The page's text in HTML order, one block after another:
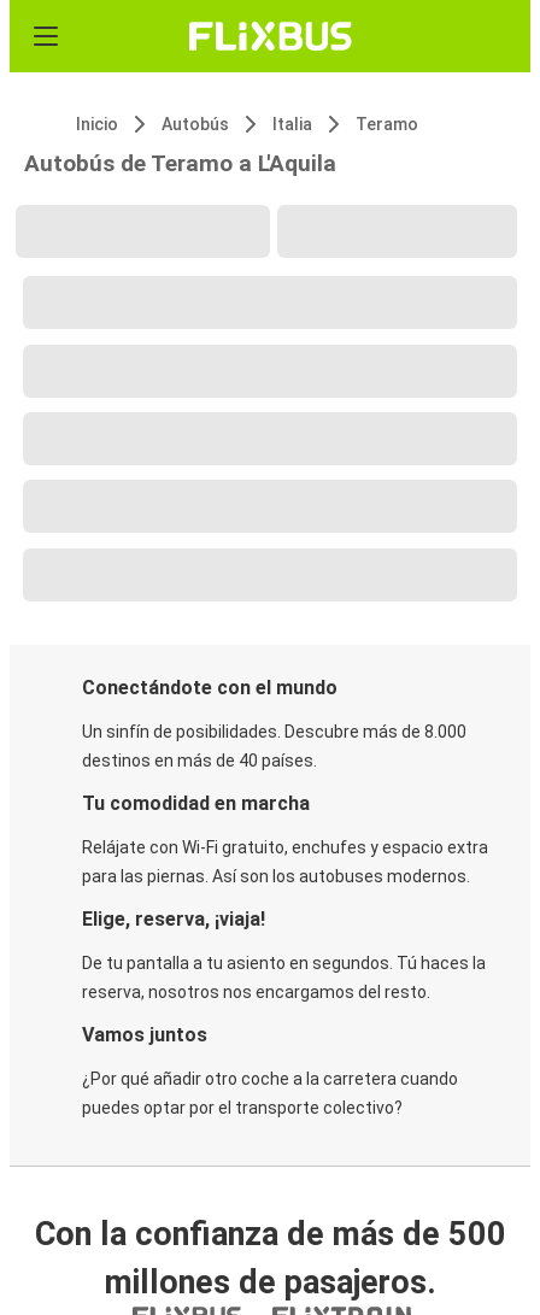
Inicio Autobús Italia Teramo
Autobús de Teramo a L'Aquila
Conectándote con el mundo
Un sinfín de posibilidades. Descubre más de 8.000
destinos en más de 40 países.
Tu comodidad en marcha
Relájate con Wi-Fi gratuito, enchufes y espacio extra
para las piernas. Así son los autobuses modernos.
Elige, reserva, ¡viaja!
De tu pantalla a tu asiento en segundos. Tú haces la
reserva, nosotros nos encargamos del resto.
Vamos juntos
¿Por qué añadir otro coche a la carretera cuando
puedes optar por el transporte colectivo?
Con la confianza de más de 500
millones de pasajeros.